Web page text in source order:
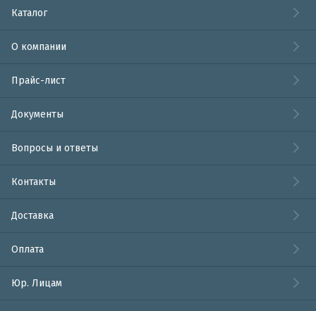
Каталог
О компании
Прайс-лист
Документы
Вопросы и ответы
Контакты
Доставка
Оплата
Юр. Лицам